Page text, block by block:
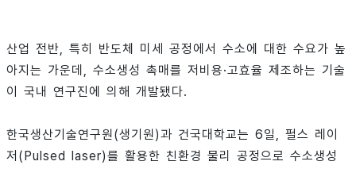
산업 전반, 특히 반도체 미세 공정에서 수소에 대한 수요가 높
아지는 가운데, 수소생성 촉매를 저비용·고효율 제조하는 기술
이 국내 연구진에 의해 개발됐다.
한국생산기술연구원(생기원)과 건국대학교는 6일, 펄스 레이
저(Pulsed laser)를 활용한 친환경 물리 공정으로 수소생성